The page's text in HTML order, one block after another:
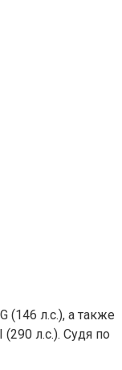
(146 л.с.), а также
л.с.). Судя по